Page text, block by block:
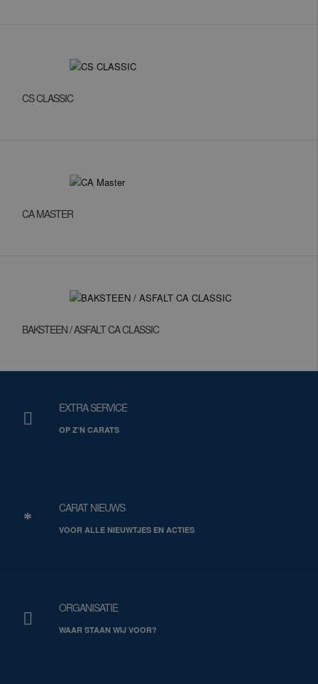
CS CLASSIC
CA MASTER
BAKSTEEN / ASFALT CA CLASSIC
EXTRA SERVICE
OP Z'N CARATS
CARAT NIEUWS
VOOR ALLE NIEUWTJES EN ACTIES
ORGANISATIE
WAAR STAAN WIJ VOOR?